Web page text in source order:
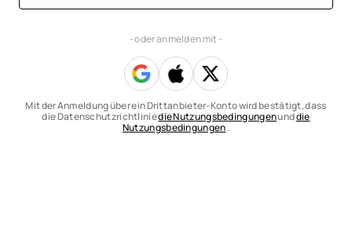
- oder anmelden mit -
Mit der Anmeldung über ein Drittanbieter-Konto wird bestätigt, dass
die Datenschutzrichtliniedie Nutzungsbedingungenunddie
Nutzungsbedingungen.